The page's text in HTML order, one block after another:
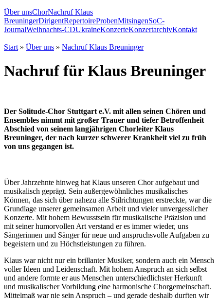
Über unsChorNachruf Klaus
BreuningerDirigentRepertoireProbenMitsingenSoC-
JournalWeihnachts-CDUkraineKonzerteKonzertarchivKontakt
Start » Über uns » Nachruf Klaus Breuninger
Nachruf für Klaus Breuninger
Der Solitude-Chor Stuttgart e.V. mit allen seinen Chören und
Ensembles nimmt mit großer Trauer und tiefer Betroffenheit
Abschied von seinem langjährigen Chorleiter Klaus
Breuninger, der nach kurzer schwerer Krankheit viel zu früh
von uns gegangen ist.
Über Jahrzehnte hinweg hat Klaus unseren Chor aufgebaut und
musikalisch geprägt. Sein außer­gewöhn­liches musi­ka­lisches
Können, das sich über nahezu alle Stil­richtungen erstreckte, war die
Grund­lage unserer gemeinsamen Arbeit und vieler unvergesslicher
Konzerte. Mit hohem Be­wusst­sein für musikalische Präzision und
mit seiner humorvollen Art verstand er es immer wieder, uns
Sängerinnen und Sänger für neue und anspruchs­volle Aufgaben zu
begeistern und zu Höchst­leistungen zu führen.
Klaus war nicht nur ein brillanter Musiker, sondern auch ein Mensch
voller Ideen und Leidenschaft. Mit hohem Anspruch an sich selbst
und andere formte er aus Menschen unter­schiedlichster Her­kunft
und musikalischer Vor­bildung eine harmonische Chor­gemeinschaft.
Mittelmaß war nie sein Anspruch – und gerade deshalb durften wir